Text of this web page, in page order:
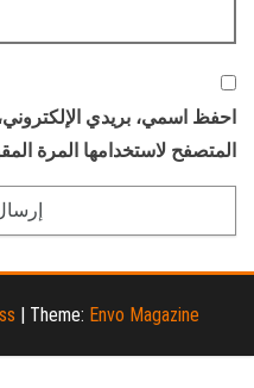
احفظ اسمي، بريدي
المتصفح لاستخدامها المرة
Theme: Envo Magazine